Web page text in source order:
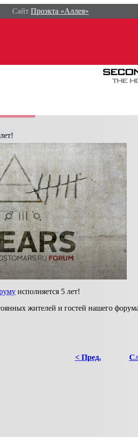
Сайт Проэкта «Аллея»
исполняется 5 лет!
жителей и гостей нашего
< Пред.